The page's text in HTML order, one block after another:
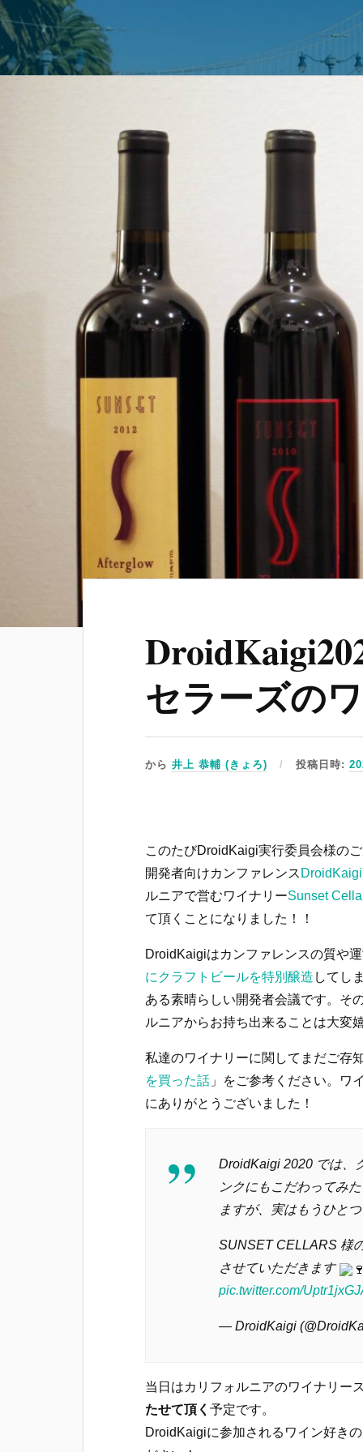
セラーズの
から井上 恭輔 (きょろ) 投稿日時:
このたびDroidKaigi実行委員会様の
開発者向けカンファレンス
ルニアで営むワイナリーSunset
て頂くことになりました！！
DroidKaigiはカンファレンスの質や
にクラフトビールを特別醸造 してし
ある素晴らしい開発者会議です。そ
ルニアからお持ち出来ることは大変
私達のワイナリーに関してまだご存
を買った話 」をご参考ください。ワ
にありがとうございました！
DroidKaigi 2020 では、
ンクにもこだわってみ
ますが、実はもうひと
SUNSET CELLARS 様
させていただきます
pic.twitter.com/
— DroidKaigi
当日はカリフォルニアのワイナリー
たせて頂く予定です。
DroidKaigiに参加されるワイン好き